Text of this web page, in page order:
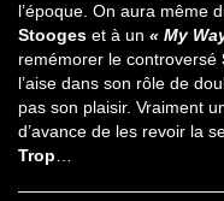
l’époque. On aura même
Stooges et à un « My
remémorer le controversé
l’aise dans son rôle de
pas son plaisir. Vraiment
d’avance de les revoir la
Trop